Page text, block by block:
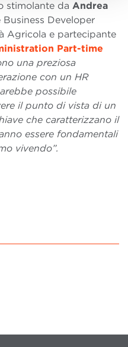
stimolante da Andrea
Developer
Agricola e partecipante
Part-time
una preziosa
con un HR
possibile
il punto di vista di un
che caratterizzano il
essere fondamentali
vivendo”.